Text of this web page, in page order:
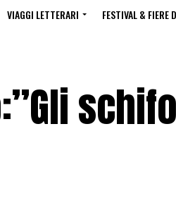
VIAGGI LETTERARI FESTIVAL & FIERE